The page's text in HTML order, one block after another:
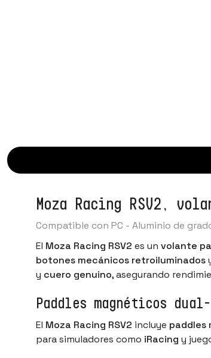
Moza Racing RSV2,
Compatible con PC - Aluminio de
El Moza Racing RSV2 es un volante
botones mecánicos retroiluminados
y cuero genuino, asegurando
Paddles magnéticos
El Moza Racing RSV2 incluye paddles
para simuladores como iRacing y